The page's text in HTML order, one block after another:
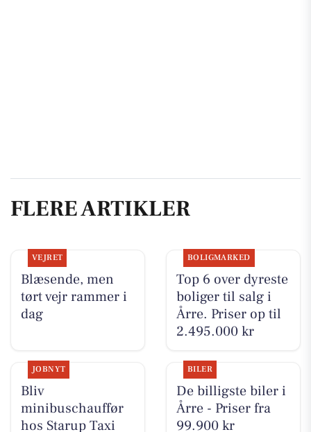
FLERE ARTIKLER
VEJRET
Blæsende, men
tørt vejr rammer i
dag
BOLIGMARKED
Top 6 over dyreste
boliger til salg i
Årre. Priser op til
2.495.000 kr
JOBNYT
Bliv
minibuschauffør
hos Starup Taxi
BILER
De billigste biler i
Årre - Priser fra
99.900 kr